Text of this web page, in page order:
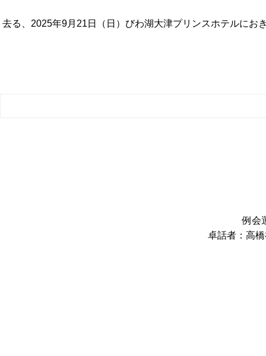
去る、2025年9月21日（日）びわ湖大津プリンスホテルに
例会
卓話者：高